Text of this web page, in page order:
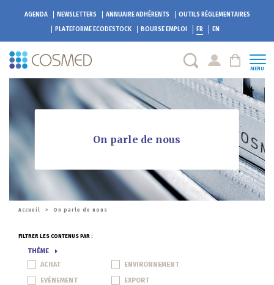
AGENDA NEWSLETTERS ANNUAIRE ADHÉRENTS
OUTILS RÉGLEMENTAIRES
PLATEFORME ECODESTOCK BOURSE EMPLOI FR EN
MENU
On parle de nous
Accueil > On parle de nous
FILTRER LES CONTENUS PAR :
THÈME
ACHAT
ENVIRONNEMENT
EVÉNEMENT
EXPORT